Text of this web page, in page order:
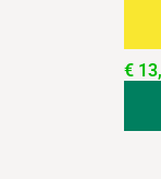
€